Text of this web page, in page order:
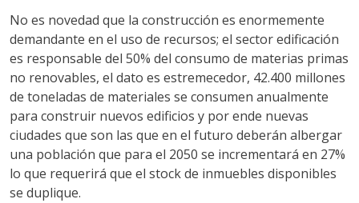
No es novedad que la construcción es enormemente
demandante en el uso de recursos; el sector edificación
es responsable del 50% del consumo de materias primas
no renovables, el dato es estremecedor, 42.400 millones
de toneladas de materiales se consumen anualmente
para construir nuevos edificios y por ende nuevas
ciudades que son las que en el futuro deberán albergar
una población que para el 2050 se incrementará en 27%
lo que requerirá que el stock de inmuebles disponibles
se duplique.